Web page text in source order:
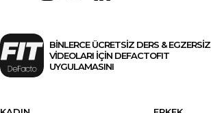
BİNLERCE ÜCRETSİZ DERS & EGZERSİZ
VİDEOLARI İÇİN DEFACTOFIT
UYGULAMASINI